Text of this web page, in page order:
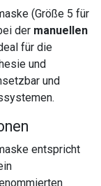
(Größe 5 für
der manuellen
für die
und
und
entspricht